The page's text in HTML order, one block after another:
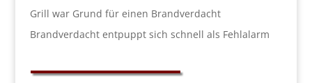
Grill war Grund für einen Brandverdacht
Brandverdacht entpuppt sich schnell als Fehlalarm